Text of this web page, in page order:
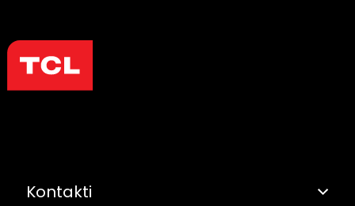
Kontakti